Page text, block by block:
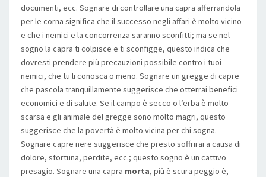
documenti, ecc. Sognare di controllare una capra afferrandola
per le corna significa che il successo negli affari è molto vicino
e che i nemici e la concorrenza saranno sconfitti; ma se nel
sogno la capra ti colpisce e ti sconfigge, questo indica che
dovresti prendere più precauzioni possibile contro i tuoi
nemici, che tu li conosca o meno. Sognare un gregge di capre
che pascola tranquillamente suggerisce che otterrai benefici
economici e di salute. Se il campo è secco o l’erba è molto
scarsa e gli animale del gregge sono molto magri, questo
suggerisce che la povertà è molto vicina per chi sogna.
Sognare capre nere suggerisce che presto soffrirai a causa di
dolore, sfortuna, perdite, ecc.; questo sogno è un cattivo
presagio. Sognare una capra morta, più è scura peggio è,